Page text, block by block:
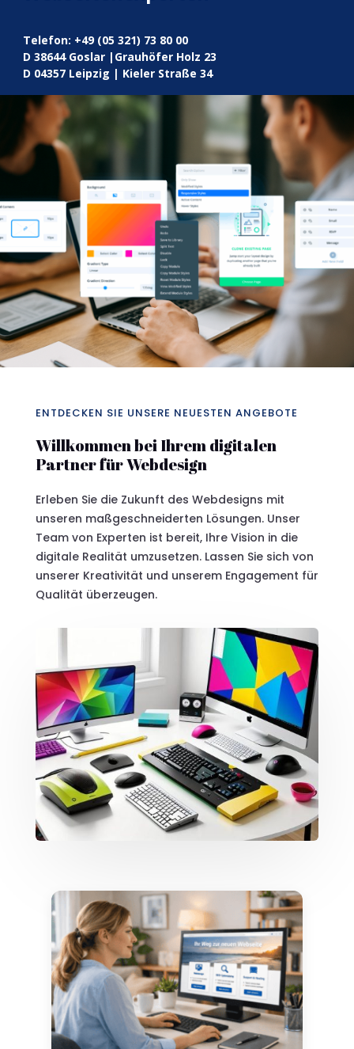
Telefon: +49 (05 321) 73 80 00
D 38644 Goslar |Grauhöfer Holz 23
D 04357 Leipzig | Kieler Straße 34
ENTDECKEN SIE UNSERE NEUESTEN ANGEBOTE
Willkommen bei Ihrem digitalen
Partner für Webdesign
Erleben Sie die Zukunft des Webdesigns mit
unseren maßgeschneiderten Lösungen. Unser
Team von Experten ist bereit, Ihre Vision in die
digitale Realität umzusetzen. Lassen Sie sich von
unserer Kreativität und unserem Engagement für
Qualität überzeugen.